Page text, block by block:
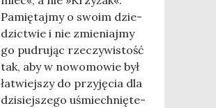
Pamię­taj­my o swo­im dzie­
dzic­twie i nie zmie­niaj­my
go pudru­jąc rze­czy­wi­stość
tak, aby w nowo­mo­wie był
łatwiej­szy do przy­ję­cia dla
dzi­siej­sze­go uśmiech­nię­te­